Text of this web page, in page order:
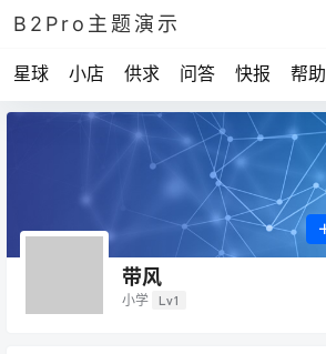
B2Pro主题演示
星球 小店 供求 问答 快报 帮助
带风
小学 Lv1